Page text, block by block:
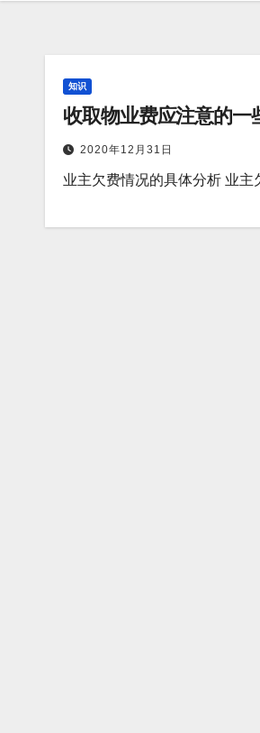
知识
收取物业费应注意的一
2020年12月31日
业主欠费情况的具体分析 业